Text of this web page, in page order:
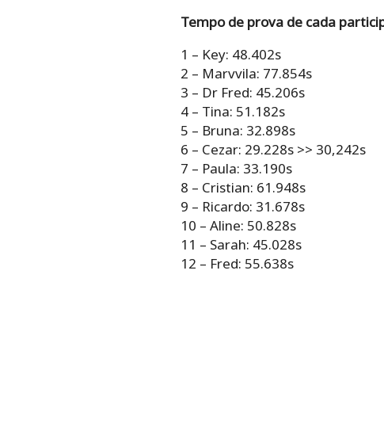
Tempo de prova de cada
1 – Key: 48.402s
2 – Marvvila: 77.854s
3 – Dr Fred: 45.206s
4 – Tina: 51.182s
5 – Bruna: 32.898s
6 – Cezar: 29.228s >> 30,242s
7 – Paula: 33.190s
8 – Cristian: 61.948s
9 – Ricardo: 31.678s
10 – Aline: 50.828s
11 – Sarah: 45.028s
12 – Fred: 55.638s